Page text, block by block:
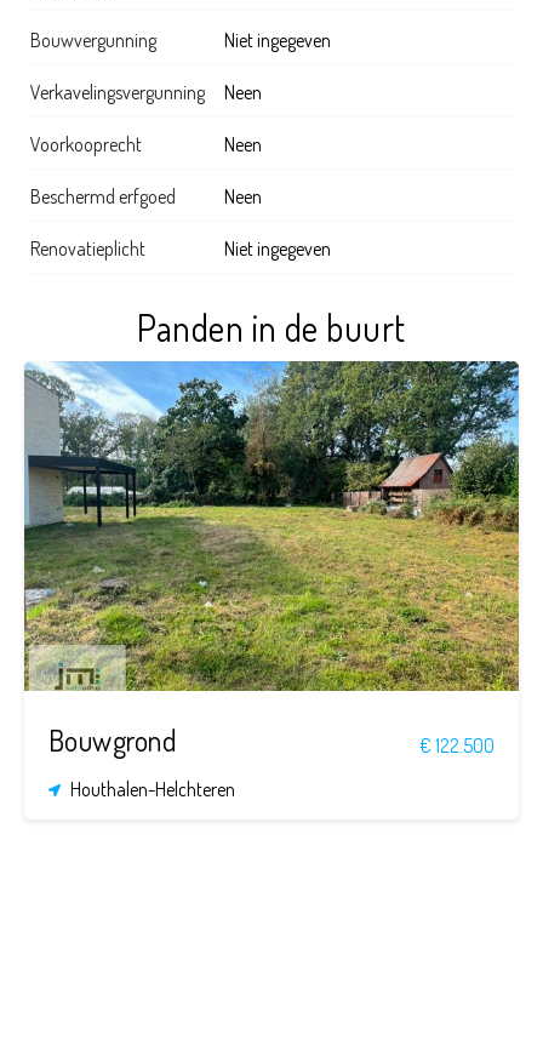
Bouwvergunning Niet ingegeven
Verkavelingsvergunning Neen
Voorkooprecht Neen
Beschermd erfgoed Neen
Renovatieplicht Niet ingegeven
Panden in de buurt
598
m²
Bouwgrond
€ 122.500
Houthalen-Helchteren